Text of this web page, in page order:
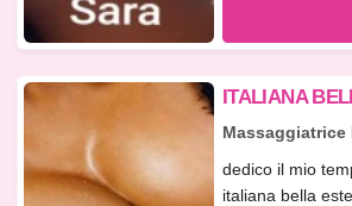
Massaggiatrice
dedico il mio
italiana bella